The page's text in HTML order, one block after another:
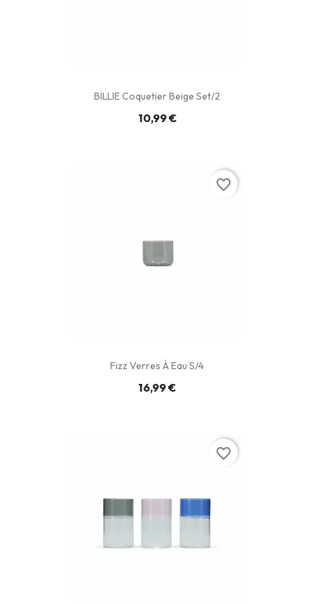
BILLIE Coquetier Beige Set/2
10,99 €
Fizz Verres À Eau S/4
16,99 €
favorite_border
favorite_border